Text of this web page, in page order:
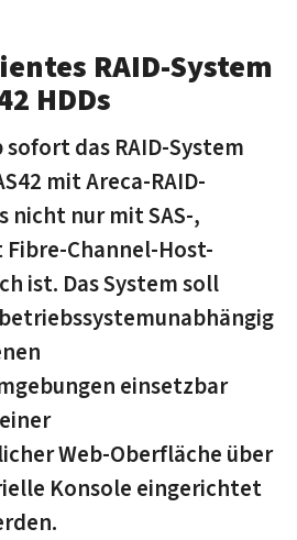
RAID-System
HDDs
das RAID-System
mit Areca-RAID-
nicht nur mit SAS-,
Channel-Host-
ist. Das System soll
einsetzbar
Web-Oberfläche über
Konsole eingerichtet